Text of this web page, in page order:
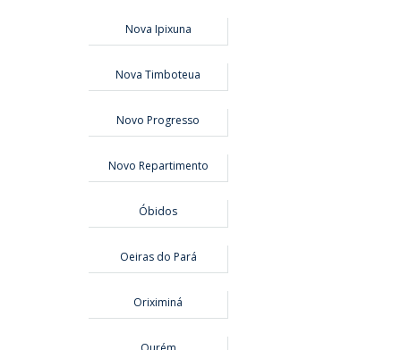
Nova Ipixuna
Nova Timboteua
Novo Progresso
Novo Repartimento
Óbidos
Oeiras do Pará
Oriximiná